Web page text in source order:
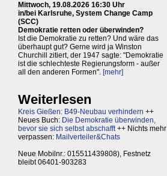
Mittwoch, 19.08.2026 16:30 Uhr
in/bei Karlsruhe, System Change Camp
(SCC)
Demokratie retten oder überwinden?
Ist die Demokratie zu retten? Und wäre das
überhaupt gut? Gerne wird ja Winston
Churchill zitiert, der 1947 sagte: "Demokratie
ist die schlechteste Regierungsform - außer
all den anderen Formen". [mehr]
Weiterlesen
Kreis Gießen: B49-Neubau verhindern ++
Neues Buch: Die Demokratie überwinden,
bevor sie sich selbst abschafft++ Nichts mehr
verpassen: Mailverteiler&Chats
Neue Mobilnr.: 015511439808), Festnetz
bleibt 06401-903283